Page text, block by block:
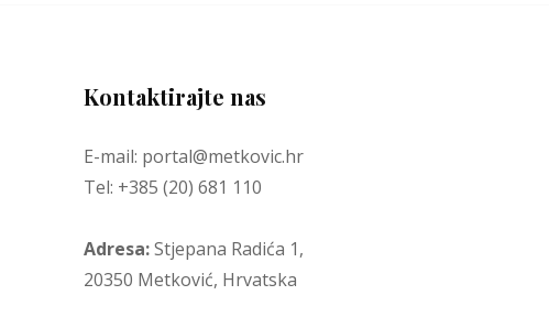
Kontaktirajte nas
E-mail: portal@metkovic.hr
Tel: +385 (20) 681 110
Adresa:Stjepana Radića 1,
20350 Metković, Hrvatska